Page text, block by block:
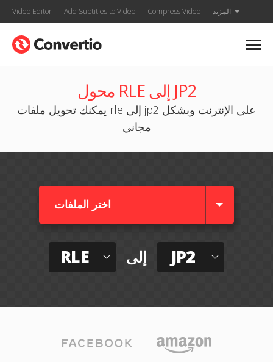
Video Editor Add Subtitles to Video Compress Video المزيد
محول RLE إلى JP2
يمكنك تحويل ملفات rle إلى jp2 على الإنترنت وبشكل
مجاني
اختر الملفات
RLE إلى JP2